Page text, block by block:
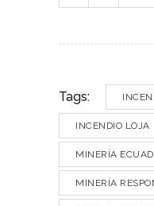
Tags:
INCENDIO LOJA
MINERÍA
MINERÍA